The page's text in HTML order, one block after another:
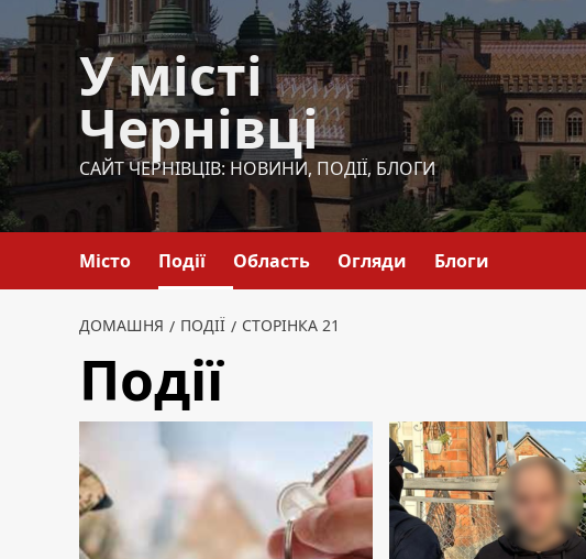
Перейти
до
вмісту
У місті
Чернівці
САЙТ ЧЕРНІВЦІВ: НОВИНИ, ПОДІЇ, БЛОГИ
Місто Події Область Огляди Блоги
ДОМАШНЯ ПОДІЇ СТОРІНКА 21
Події